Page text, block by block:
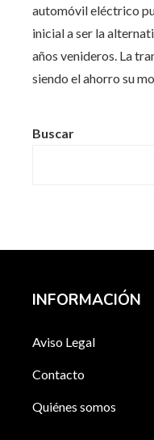
automóvil eléctrico
inicial a ser la
años venideros. La
siendo el ahorro su
Buscar
INFORMACIÓN
Aviso Legal
Contacto
Quiénes somos